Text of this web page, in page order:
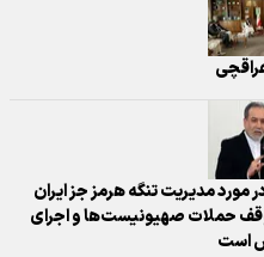
مدیریت تنگه هرمز جز ایران
حملات صهیونیست‌ها و اجرای
است